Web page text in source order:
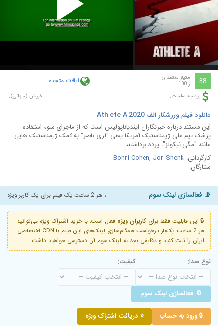
Play
Video
88 امتیاز منتقدان
از 100 ایالات متحده
بودجه ساخت:- فروش (جهانی):-
دانلود فیلم ورزشکار الف Athlete A 2020
این مستند درباره خبرنگاران ایندیاناپولیس است که از ماجرای سوء استفاده
پزشک تیم ملی ژیمناستیک آمریکا یعنی "لری ناصر" به کمک ژیمناستیک هایی
مانند "مگی نیکولز"، پرده برداشتند ...
کارگردانی:
Bonni Cohen, Jon Shenk
ستارگان:
📡 فعالسازی لینک سوم ، هر 2 ساعت یک فیلم برای یک کاربر ویژه
🔒 این قابلیت فقط برای کاربران ویژه فعال است. با خرید اشتراک ویژه می‌توانید
هر 2 ساعت یک‌بار درخواست همگام‌سازی لینک‌های این فیلم با CDN اختصاصی
ایران را ثبت کنید و دقایقی بعد به لینک سوم آن دسترسی خواهید داشت
نوع صدا: کیفیت:
🔄 فعالسازی لینک سوم
🔒 ورود به حساب ⭐ دریافت اشتراک ویژه